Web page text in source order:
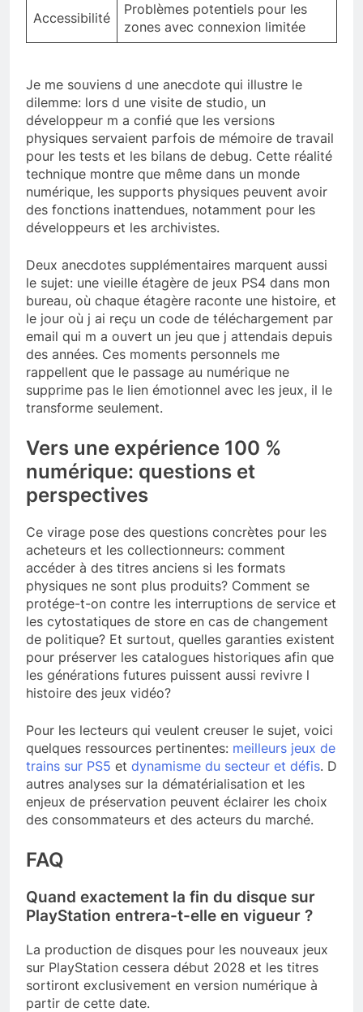
Accessibilité
Problèmes potentiels pour les
zones avec connexion limitée
Je me souviens d une anecdote qui illustre le
dilemme: lors d une visite de studio, un
développeur m a confié que les versions
physiques servaient parfois de mémoire de travail
pour les tests et les bilans de debug. Cette réalité
technique montre que même dans un monde
numérique, les supports physiques peuvent avoir
des fonctions inattendues, notamment pour les
développeurs et les archivistes.
Deux anecdotes supplémentaires marquent aussi
le sujet: une vieille étagère de jeux PS4 dans mon
bureau, où chaque étagère raconte une histoire, et
le jour où j ai reçu un code de téléchargement par
email qui m a ouvert un jeu que j attendais depuis
des années. Ces moments personnels me
rappellent que le passage au numérique ne
supprime pas le lien émotionnel avec les jeux, il le
transforme seulement.
Vers une expérience 100 %
numérique: questions et
perspectives
Ce virage pose des questions concrètes pour les
acheteurs et les collectionneurs: comment
accéder à des titres anciens si les formats
physiques ne sont plus produits? Comment se
protége-t-on contre les interruptions de service et
les cytostatiques de store en cas de changement
de politique? Et surtout, quelles garanties existent
pour préserver les catalogues historiques afin que
les générations futures puissent aussi revivre l
histoire des jeux vidéo?
Pour les lecteurs qui veulent creuser le sujet, voici
quelques ressources pertinentes: meilleurs jeux de
trains sur PS5 et dynamisme du secteur et défis. D
autres analyses sur la dématérialisation et les
enjeux de préservation peuvent éclairer les choix
des consommateurs et des acteurs du marché.
FAQ
Quand exactement la fin du disque sur
PlayStation entrera-t-elle en vigueur ?
La production de disques pour les nouveaux jeux
sur PlayStation cessera début 2028 et les titres
sortiront exclusivement en version numérique à
partir de cette date.